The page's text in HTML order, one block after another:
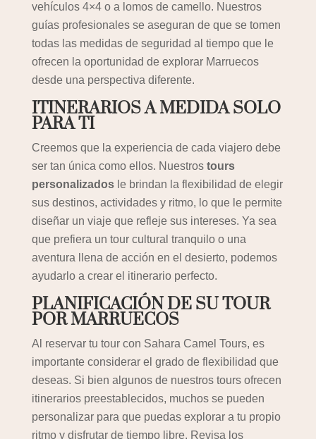
vehículos 4×4 o a lomos de camello. Nuestros
guías profesionales se aseguran de que se tomen
todas las medidas de seguridad al tiempo que le
ofrecen la oportunidad de explorar Marruecos
desde una perspectiva diferente.
ITINERARIOS A MEDIDA SOLO
PARA TI
Creemos que la experiencia de cada viajero debe
ser tan única como ellos. Nuestros tours
personalizadosle brindan la flexibilidad de elegir
sus destinos, actividades y ritmo, lo que le permite
diseñar un viaje que refleje sus intereses. Ya sea
que prefiera un tour cultural tranquilo o una
aventura llena de acción en el desierto, podemos
ayudarlo a crear el itinerario perfecto.
PLANIFICACIÓN DE SU TOUR
POR MARRUECOS
Al reservar tu tour con Sahara Camel Tours, es
importante considerar el grado de flexibilidad que
deseas. Si bien algunos de nuestros tours ofrecen
itinerarios preestablecidos, muchos se pueden
personalizar para que puedas explorar a tu propio
ritmo y disfrutar de tiempo libre. Revisa los